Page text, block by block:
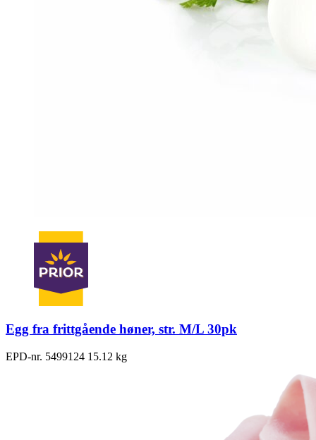
Egg fra frittgående høner, str. M/L 30pk
EPD-nr. 5499124 15.12 kg